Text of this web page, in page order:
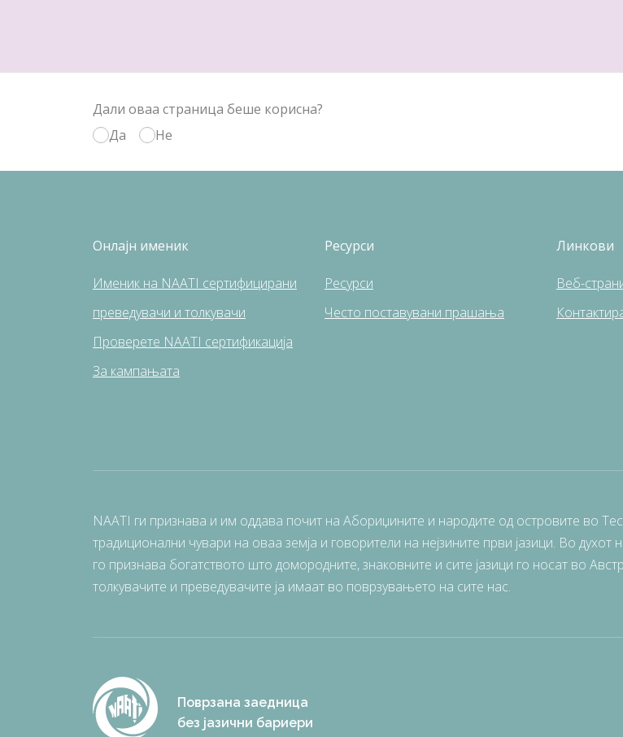
Дали оваа страница беше корисна?
Да
Не
Онлајн именик
Именик на NAATI сертифицирани
преведувачи и толкувачи
Проверете NAATI сертификација
За кампањата
Ресурси
Pесурси
Често поставувани прашања
Линкови
Веб-
NAATI ги признава и им оддава почит на Абориџините и народите од островите во
традиционални чувари на оваа земја и говорители на нејзините први јазици. Во
го признава богатството што домородните, знаковните и сите јазици го носат во
толкувачите и преведувачите ја имаат во поврзувањето на сите нас.
Поврзана заедница
без јазични бариери